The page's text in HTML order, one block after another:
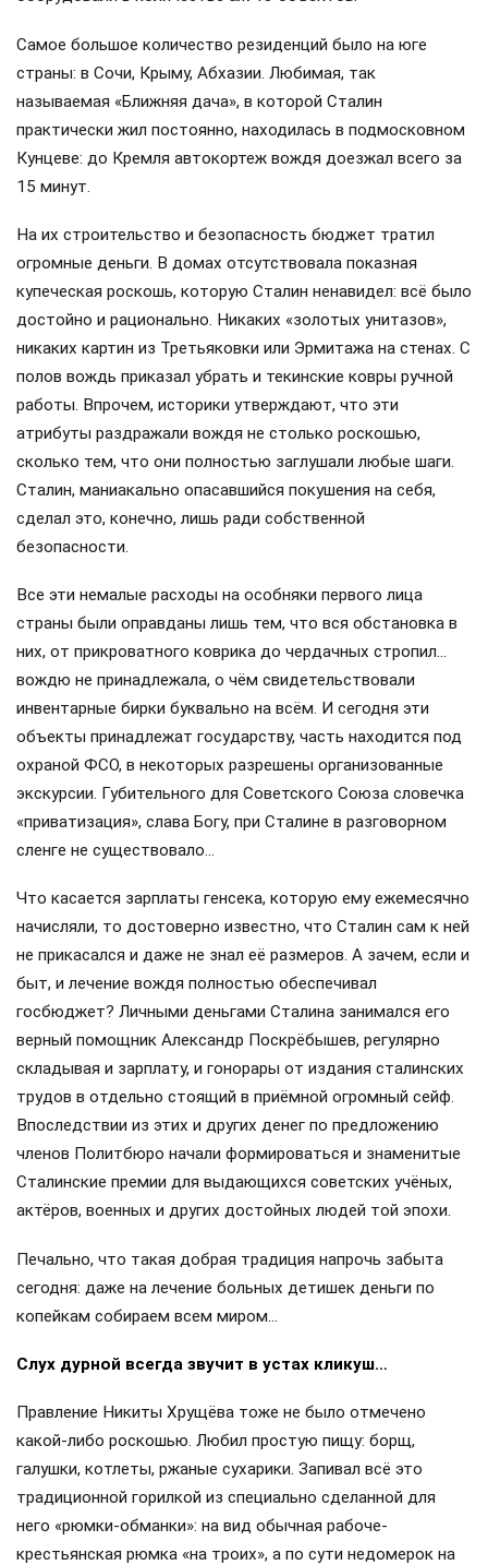
Самое большое количество резиденций было на юге
страны: в Сочи, Крыму, Абхазии. Любимая, так
называемая «Ближняя дача», в которой Сталин
практически жил постоянно, находилась в подмосковном
Кунцеве: до Кремля автокортеж вождя доезжал всего за
15 минут.
На их строительство и безопасность бюджет тратил
огромные деньги. В домах отсутствовала показная
купеческая роскошь, которую Сталин ненавидел: всё было
достойно и рационально. Никаких «золотых унитазов»,
никаких картин из Третьяковки или Эрмитажа на стенах. С
полов вождь приказал убрать и текинские ковры ручной
работы. Впрочем, историки утверждают, что эти
атрибуты раздражали вождя не столько роскошью,
сколько тем, что они полностью заглушали любые шаги.
Сталин, маниакально опасавшийся покушения на себя,
сделал это, конечно, лишь ради собственной
безопасности.
Все эти немалые расходы на особняки первого лица
страны были оправданы лишь тем, что вся обстановка в
них, от прикроватного коврика до чердачных стропил…
вождю не принадлежала, о чём свидетельствовали
инвентарные бирки буквально на всём. И сегодня эти
объекты принадлежат государству, часть находится под
охраной ФСО, в некоторых разрешены организованные
экскурсии. Губительного для Советского Союза словечка
«приватизация», слава Богу, при Сталине в разговорном
сленге не существовало…
Что касается зарплаты генсека, которую ему ежемесячно
начисляли, то достоверно известно, что Сталин сам к ней
не прикасался и даже не знал её размеров. А зачем, если и
быт, и лечение вождя полностью обеспечивал
госбюджет? Личными деньгами Сталина занимался его
верный помощник Александр Поскрёбышев, регулярно
складывая и зарплату, и гонорары от издания сталинских
трудов в отдельно стоящий в приёмной огромный сейф.
Впоследствии из этих и других денег по предложению
членов Политбюро начали формироваться и знаменитые
Сталинские премии для выдающихся советских учёных,
актёров, военных и других достойных людей той эпохи.
Печально, что такая добрая традиция напрочь забыта
сегодня: даже на лечение больных детишек деньги по
копейкам собираем всем миром…
Слух дурной всегда звучит в устах кликуш…
Правление Никиты Хрущёва тоже не было отмечено
какой-либо роскошью. Любил простую пищу: борщ,
галушки, котлеты, ржаные сухарики. Запивал всё это
традиционной горилкой из специально сделанной для
него «рюмки-обманки»: на вид обычная рабоче-
крестьянская рюмка «на троих», а по сути недомерок на